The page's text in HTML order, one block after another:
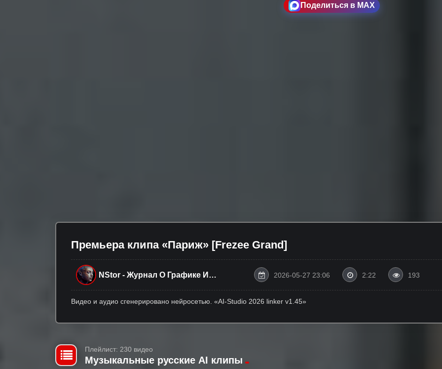
Поделиться в MAX
Премьера клипа «Париж» [Frezee Grand]
NStor - Журнал О Графике И
2026-05-27 23:06 2:22 193
Видео и аудио сгенерировано нейросетью. «AI-Studio 2026 linker v1.45»
Плейлист: 230 видео
Музыкальные русские AI клипы